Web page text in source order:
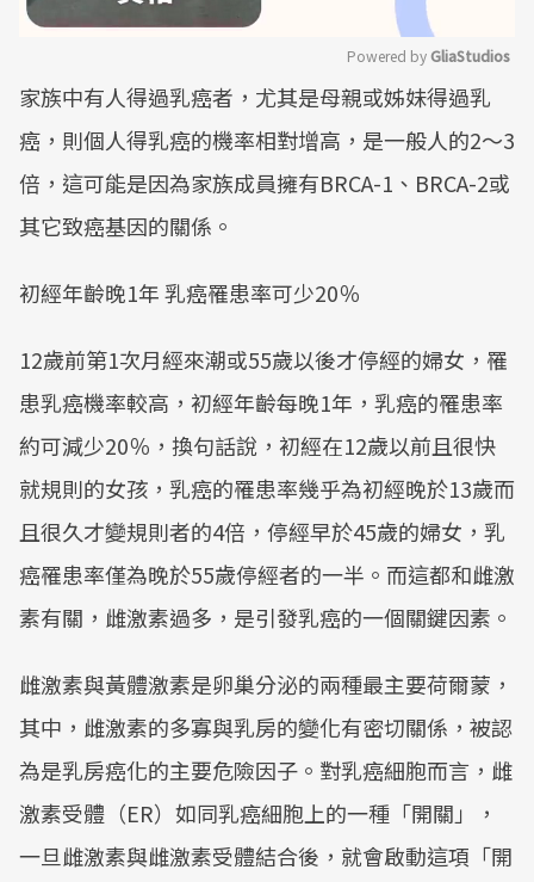
Mute
Powered by GliaStudios
家族中有人得過乳癌者，尤其是母親或姊妹得過乳
癌，則個人得乳癌的機率相對增高，是一般人的2～3
倍，這可能是因為家族成員擁有BRCA-1、BRCA-2或
其它致癌基因的關係。
初經年齡晚1年 乳癌罹患率可少20％
12歲前第1次月經來潮或55歲以後才停經的婦女，罹
患乳癌機率較高，初經年齡每晚1年，乳癌的罹患率
約可減少20％，換句話說，初經在12歲以前且很快
就規則的女孩，乳癌的罹患率幾乎為初經晚於13歲而
且很久才變規則者的4倍，停經早於45歲的婦女，乳
癌罹患率僅為晚於55歲停經者的一半。而這都和雌激
素有關，雌激素過多，是引發乳癌的一個關鍵因素。
雌激素與黃體激素是卵巢分泌的兩種最主要荷爾蒙，
其中，雌激素的多寡與乳房的變化有密切關係，被認
為是乳房癌化的主要危險因子。對乳癌細胞而言，雌
激素受體（ER）如同乳癌細胞上的一種「開關」，
一旦雌激素與雌激素受體結合後，就會啟動這項「開